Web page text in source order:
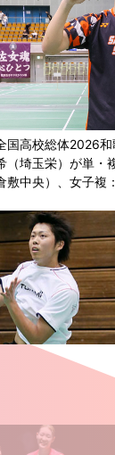
国高校総体2026
（埼玉栄）が単
敷中央）、女子